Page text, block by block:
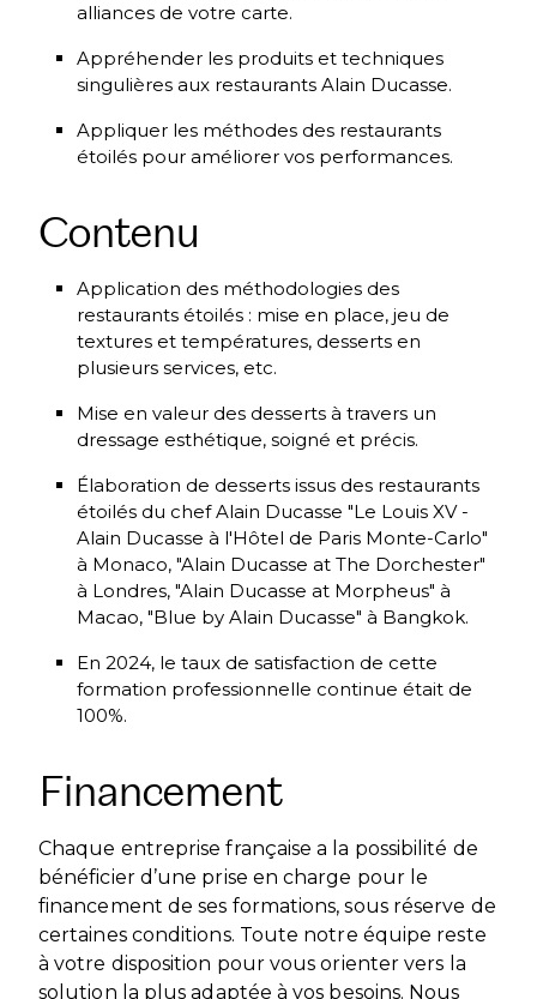
alliances de votre carte.
Appréhender les produits et techniques
singulières aux restaurants Alain Ducasse.
Appliquer les méthodes des restaurants
étoilés pour améliorer vos performances.
Contenu
Application des méthodologies des
restaurants étoilés : mise en place, jeu de
textures et températures, desserts en
plusieurs services, etc.
Mise en valeur des desserts à travers un
dressage esthétique, soigné et précis.
Élaboration de desserts issus des restaurants
étoilés du chef Alain Ducasse "Le Louis XV -
Alain Ducasse à l'Hôtel de Paris Monte-Carlo"
à Monaco, "Alain Ducasse at The Dorchester"
à Londres, "Alain Ducasse at Morpheus" à
Macao, "Blue by Alain Ducasse" à Bangkok.
En 2024, le taux de satisfaction de cette
formation professionnelle continue était de
100%.
Financement
Chaque entreprise française a la possibilité de
bénéficier d’une prise en charge pour le
financement de ses formations, sous réserve de
certaines conditions. Toute notre équipe reste
à votre disposition pour vous orienter vers la
solution la plus adaptée à vos besoins. Nous